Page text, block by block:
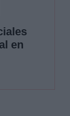
en